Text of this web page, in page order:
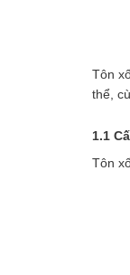
Tôn
thể,
1.1
Tôn